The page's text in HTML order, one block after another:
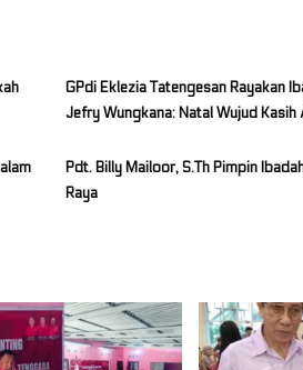
GPdi Eklezia Tatengesan Rayakan
Jefry Wungkana: Natal Wujud Kasih
Pdt. Billy Mailoor, S.Th Pimpin
Raya